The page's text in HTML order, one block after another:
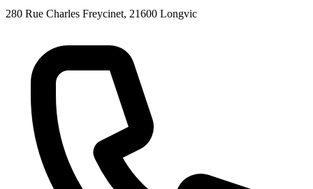
280 Rue Charles Freycinet, 21600 Longvic